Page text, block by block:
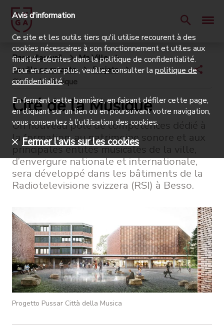
Page d'accueil
Ma Ville
La ville se raconte
Projets
Cité de la Musique
Cité de la Musique
Un nouveau pôle de compétences dédié à
la formation, au patrimoine sonore et aux
principales entités musicales de la ville,
d’envergure nationale et internationale,
sera développé dans les bâtiments de la
Radiotelevisione svizzera (RSI) à Besso.
Progetto Pussar Città della Musica
Avis d'information
Ce site et les outils tiers qu'il utilise recourent à des
cookies nécessaires à son fonctionnement et utiles aux
finalités décrites dans la politique de confidentialité.
Pour en savoir plus, veuillez consulter la politique de
confidentialité.
En fermant cette bannière, en faisant défiler cette page,
en cliquant sur un lien ou en poursuivant votre navigation,
vous consentez à l'utilisation des cookies.
Fermer l'avis sur les cookies